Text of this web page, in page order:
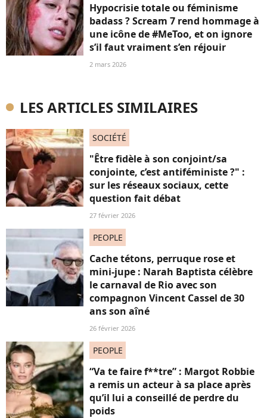
Hypocrisie totale ou féminisme
badass ? Scream 7 rend hommage à
une icône de #MeToo, et on ignore
s’il faut vraiment s’en réjouir
2 mars 2026
LES ARTICLES SIMILAIRES
SOCIÉTÉ
"Être fidèle à son conjoint/sa
conjointe, c’est antiféministe ?" :
sur les réseaux sociaux, cette
question fait débat
27 février 2026
PEOPLE
Cache tétons, perruque rose et
mini-jupe : Narah Baptista célèbre
le carnaval de Rio avec son
compagnon Vincent Cassel de 30
ans son aîné
26 février 2026
PEOPLE
“Va te faire f**tre” : Margot Robbie
a remis un acteur à sa place après
qu’il lui a conseillé de perdre du
poids